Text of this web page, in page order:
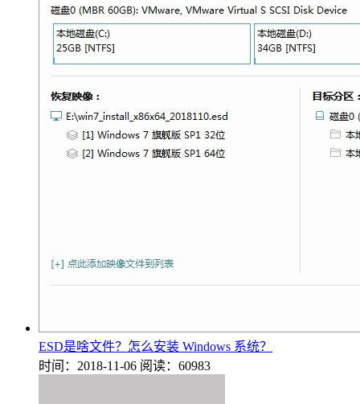
ESD是啥文件？怎么安装 Windows 系统？
时间：2018-11-06 阅读：60983